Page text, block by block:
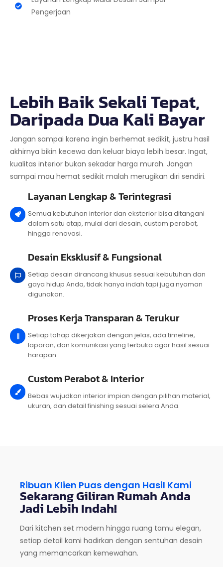
Pengerjaan
Lebih Baik Sekali Tepat,
Daripada Dua Kali Bayar
Jangan sampai karena ingin berhemat sedikit, justru hasil
akhirnya bikin kecewa dan keluar biaya lebih besar. Ingat,
kualitas interior bukan sekadar harga murah. Jangan
sampai mau hemat sedikit malah merugikan diri sendiri.
Layanan Lengkap & Terintegrasi
Semua kebutuhan interior dan eksterior bisa ditangani
dalam satu atap, mulai dari desain, custom perabot,
hingga renovasi.
Desain Eksklusif & Fungsional
Setiap desain dirancang khusus sesuai kebutuhan dan
gaya hidup Anda, tidak hanya indah tapi juga nyaman
digunakan.
Proses Kerja Transparan & Terukur
Setiap tahap dikerjakan dengan jelas, ada timeline,
laporan, dan komunikasi yang terbuka agar hasil sesuai
harapan.
Custom Perabot & Interior
Bebas wujudkan interior impian dengan pilihan material,
ukuran, dan detail finishing sesuai selera Anda.
Ribuan Klien Puas dengan Hasil Kami
Sekarang Giliran Rumah Anda
Jadi Lebih Indah!
Dari kitchen set modern hingga ruang tamu elegan,
setiap detail kami hadirkan dengan sentuhan desain
yang memancarkan kemewahan.